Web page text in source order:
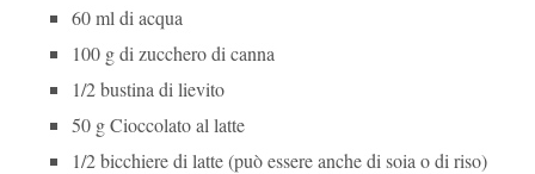
60 ml di acqua
100 g di zucchero di canna
1/2 bustina di lievito
50 g Cioccolato al latte
1/2 bicchiere di latte (può essere anche di soia o di riso)